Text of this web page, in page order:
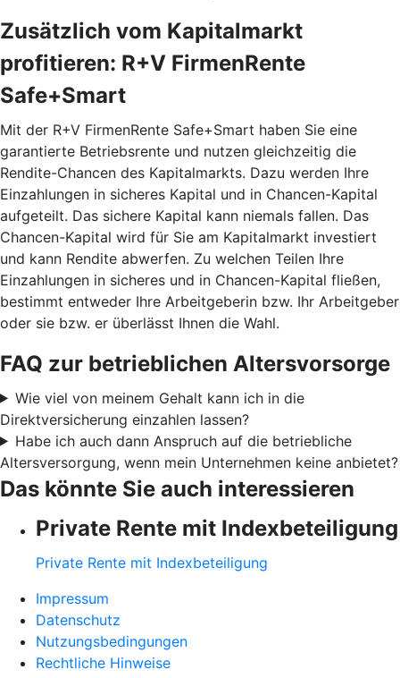
Zusätzlich vom Kapitalmarkt
profitieren: R+V FirmenRente
Safe+Smart
Mit der R+V FirmenRente Safe+Smart haben Sie eine
garantierte Betriebsrente und nutzen gleichzeitig die
Rendite-Chancen des Kapitalmarkts. Dazu werden Ihre
Einzahlungen in sicheres Kapital und in Chancen-Kapital
aufgeteilt. Das sichere Kapital kann niemals fallen. Das
Chancen-Kapital wird für Sie am Kapitalmarkt investiert
und kann Rendite abwerfen. Zu welchen Teilen Ihre
Einzahlungen in sicheres und in Chancen-Kapital fließen,
bestimmt entweder Ihre Arbeitgeberin bzw. Ihr Arbeitgeber
oder sie bzw. er überlässt Ihnen die Wahl.
FAQ zur betrieblichen Altersvorsorge
Wie viel von meinem Gehalt kann ich in die
Direktversicherung einzahlen lassen?
Habe ich auch dann Anspruch auf die betriebliche
Altersversorgung, wenn mein Unternehmen keine anbietet?
Das könnte Sie auch interessieren
Private Rente mit Indexbeteiligung
Private Rente mit Indexbeteiligung
Impressum
Datenschutz
Nutzungsbedingungen
Rechtliche Hinweise